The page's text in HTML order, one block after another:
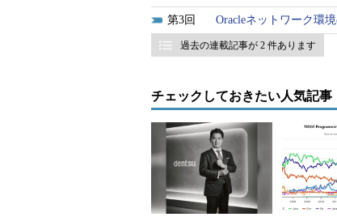
（例）
ORA-01078: システム・パラメータの
ORA-01565: ファイル'初期化パラメー
・制御ファイル
制御ファイルは、MOUNT時
いる場合、インスタンスの起
3 Oracleネットワーク環
過去の連載記事が 2 件あります
チェックしておきたい人気記事